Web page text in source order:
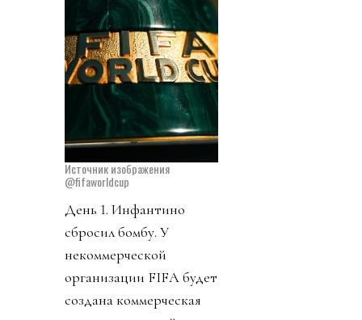
Источник изображения
@fifaworldcup
День 1. Инфантино
сбросил бомбу. У
некоммерческой
организации FIFA будет
создана коммерческая